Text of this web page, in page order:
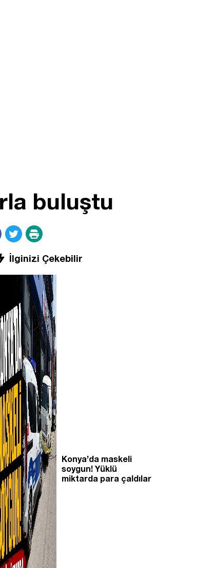
buluştu
İlginizi Çekebilir
Konya’da maskeli
soygun! Yüklü
miktarda para çaldılar